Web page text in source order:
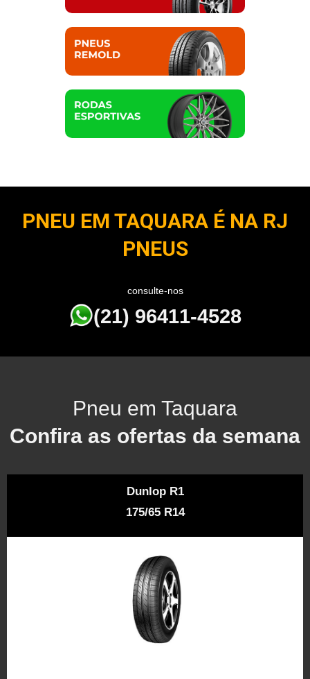
PNEU EM TAQUARA É NA RJ
PNEUS
consulte-nos
(21) 96411-4528
Pneu em Taquara
Confira as ofertas da semana
Dunlop R1
175/65 R14